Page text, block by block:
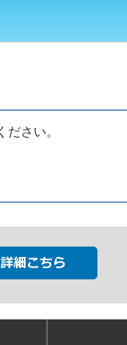
ださい。